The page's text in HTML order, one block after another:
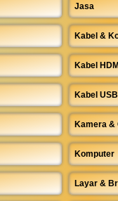
Jasa
Kabel &
Kabel
Kabel USB
Kamera &
Komputer
Layar &